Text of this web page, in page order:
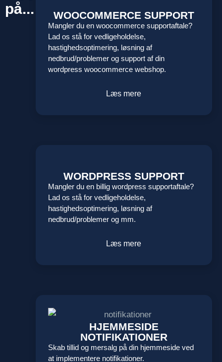
på...
WOOCOMMERCE SUPPORT
Mangler du en woocommerce supportaftale?
Lad os stå for vedligeholdelse,
hastighedsoptimering, løsning af
nedbrud/problemer og support af din
wordpress woocommerce webshop.
Læs mere
WORDPRESS SUPPORT
Mangler du en billig wordpress supportaftale?
Lad os stå for vedligeholdelse,
hastighedsoptimering, løsning af
nedbrud/problemer og mm.
Læs mere
HJEMMESIDE
NOTIFIKATIONER
Skab tillid og mersalg på din hjemmeside ved
at implementere notifikationer.